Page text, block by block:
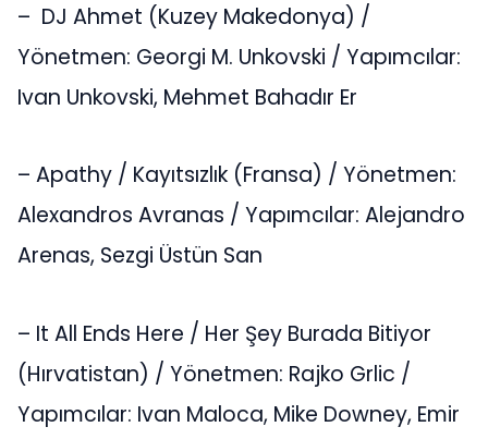
– DJ Ahmet (Kuzey Makedonya) /
Yönetmen: Georgi M. Unkovski / Yapımcılar:
Ivan Unkovski, Mehmet Bahadır Er
– Apathy / Kayıtsızlık (Fransa) / Yönetmen:
Alexandros Avranas / Yapımcılar: Alejandro
Arenas, Sezgi Üstün San
– It All Ends Here / Her Şey Burada Bitiyor
(Hırvatistan) / Yönetmen: Rajko Grlic /
Yapımcılar: Ivan Maloca, Mike Downey, Emir